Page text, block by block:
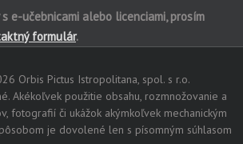
e-učebnicami alebo licenciami, prosím
formulár.
Orbis Pictus Istropolitana, spol. s r.o.
Akékoľvek použitie obsahu, rozmnožovanie a
fotografií či ukážok akýmkoľvek mechanickým
je dovolené len s písomným súhlasom